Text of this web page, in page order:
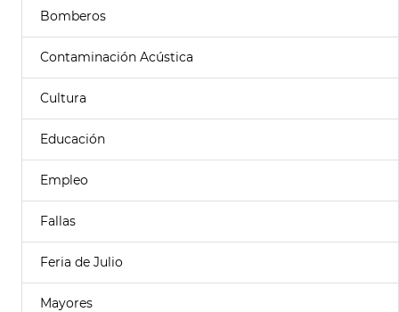
Bomberos
Contaminación Acústica
Cultura
Educación
Empleo
Fallas
Feria de Julio
Mayores